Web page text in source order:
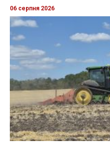
06 серпня 2026